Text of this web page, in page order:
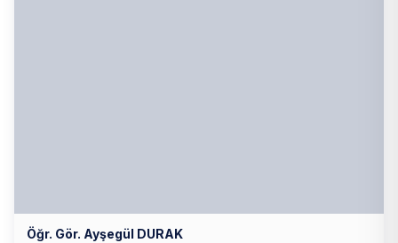
Öğr. Gör. Ayşegül DURAK